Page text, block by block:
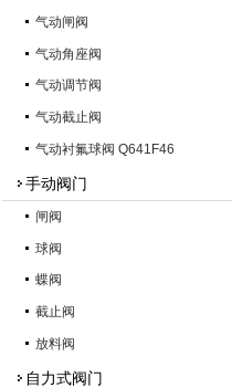
气动闸阀
气动角座阀
气动调节阀
气动截止阀
气动衬氟球阀 Q641F46
手动阀门
闸阀
球阀
蝶阀
截止阀
放料阀
自力式阀门